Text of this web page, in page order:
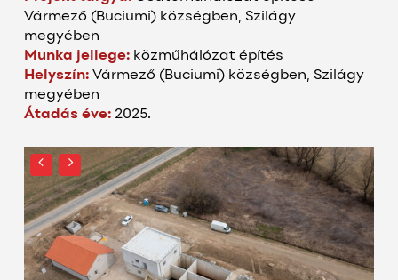
Vármező (Buciumi) községben, Szilágy
megyében
Munka jellege: közműhálózat építés
Helyszín:Vármező (Buciumi) községben, Szilágy
megyében
Átadás éve: 2025.